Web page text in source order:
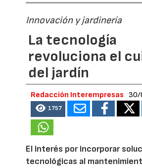
Innovación y jardinería
La tecnología
revoluciona el
del jardín
Redacción Interempresas 30/
1757
El interés por incorporar
tecnológicas al